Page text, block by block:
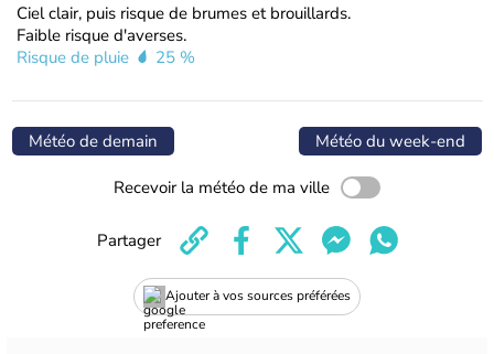
Ciel clair, puis risque de brumes et brouillards.
Faible risque d'averses.
Risque de pluie
25 %
Météo de demain Météo du week-end
Recevoir la météo de ma ville
Ajouter à vos sources préférées
Partager